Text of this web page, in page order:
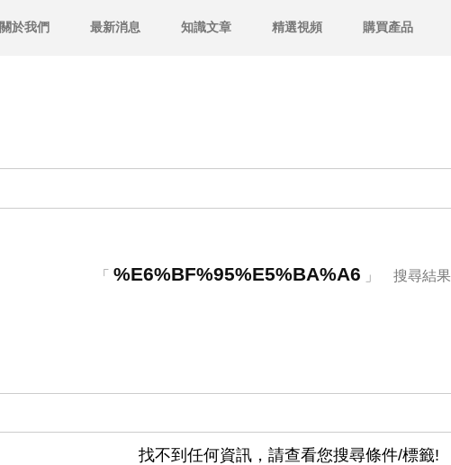
關於我們 最新消息 知識文章 精選視頻 購買產品
「 %E6%BF%95%E5%BA%A6 」 搜尋結果
找不到任何資訊，請查看您搜尋條件/標籤!